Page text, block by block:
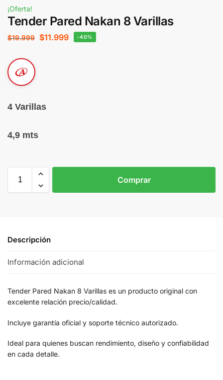
¡Oferta!
Tender Pared Nakan 8 Varillas
$19.999 $11.999 -40%
4 Varillas
4,9 mts
Comprar
Descripción
Información adicional
Tender Pared Nakan 8 Varillas es un producto original con
excelente relación precio/calidad.
Incluye garantía oficial y soporte técnico autorizado.
Ideal para quienes buscan rendimiento, diseño y confiabilidad
en cada detalle.